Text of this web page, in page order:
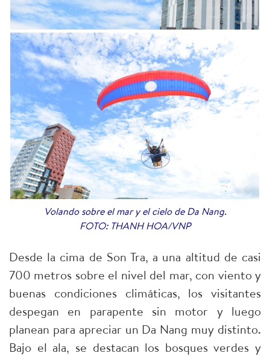
Volando sobre el mar y el cielo de Da Nang.
FOTO: THANH HOA/VNP
Desde la cima de Son Tra, a una altitud de casi
700 metros sobre el nivel del mar, con viento y
buenas condiciones climáticas, los visitantes
despegan en parapente sin motor y luego
planean para apreciar un Da Nang muy distinto.
Bajo el ala, se destacan los bosques verdes y